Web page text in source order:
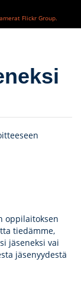
Flickr Group.
oppilaitoksen
tiedämme,
jäseneksi vai
jäsenyydestä